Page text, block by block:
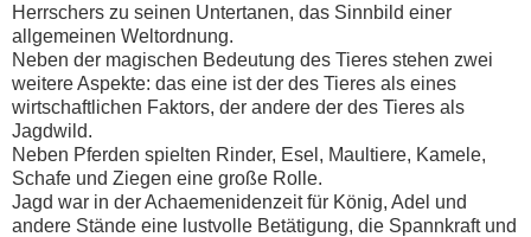
Herrschers zu seinen Untertanen, das Sinnbild einer
allgemeinen Weltordnung.
Neben der magischen Bedeutung des Tieres stehen zwei
weitere Aspekte: das eine ist der des Tieres als eines
wirtschaftlichen Faktors, der andere der des Tieres als
Jagdwild.
Neben Pferden spielten Rinder, Esel, Maultiere, Kamele,
Schafe und Ziegen eine große Rolle.
Jagd war in der Achaemenidenzeit für König, Adel und
andere Stände eine lustvolle Betätigung, die Spannkraft und